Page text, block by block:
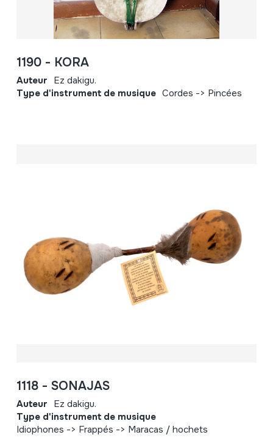
1190 - KORA
Auteur Ez dakigu.
Type d'instrument de musique Cordes -> Pincées
1118 - SONAJAS
Auteur Ez dakigu.
Type d'instrument de musique
Idiophones -> Frappés -> Maracas / hochets